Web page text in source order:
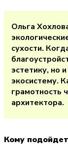
Ольга
сухости.
эстетику, но
экосистему.
грамотность
архитектора.
Кому